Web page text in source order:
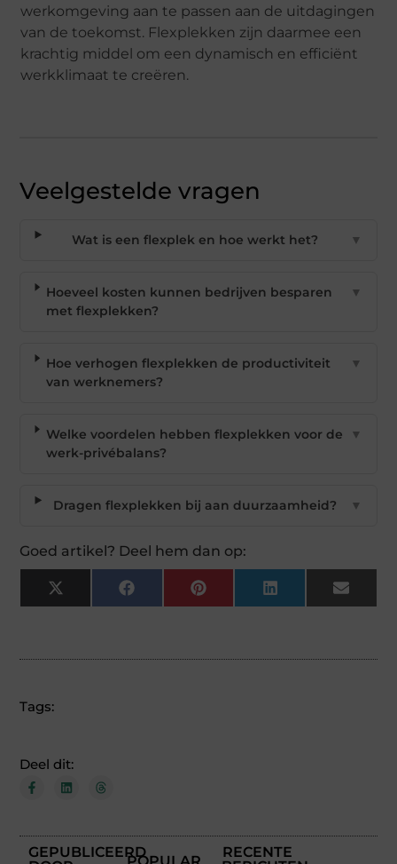
werkomgeving aan te passen aan de uitdagingen
van de toekomst. Flexplekken zijn daarmee een
krachtig middel om een dynamisch en efficiënt
werkklimaat te creëren.
Veelgestelde vragen
Wat is een flexplek en hoe werkt het? ▼
Hoeveel kosten kunnen bedrijven besparen
met flexplekken?
▼
Hoe verhogen flexplekken de productiviteit
van werknemers?
▼
Welke voordelen hebben flexplekken voor de
werk-privébalans?
▼
Dragen flexplekken bij aan duurzaamheid? ▼
Goed artikel? Deel hem dan op:
X
(Twitter)
Facebook Pinterest LinkedIn Email
Tags:
Deel dit:
GEPUBLICEERD
RECENTE